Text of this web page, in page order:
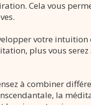
Cela vous
votre intuition
plus vous
à combiner
la